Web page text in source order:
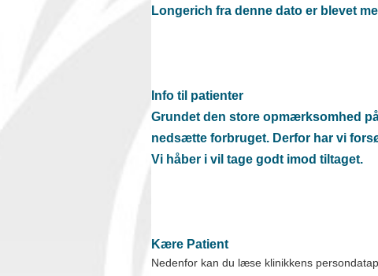
Longerich fra denne dato er blevet
Info til patienter
Grundet den store opmærksomhed
nedsætte forbruget. Derfor har vi
Vi håber i vil tage godt imod tiltaget.
Kære Patient
Nedenfor kan du læse klinikkens